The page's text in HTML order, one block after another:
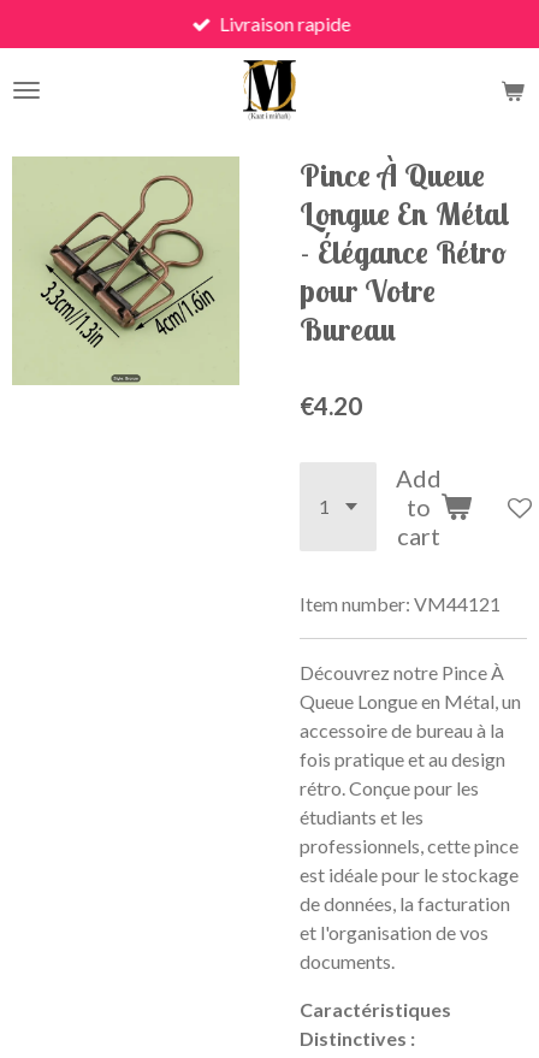
to
main
Livraison rapide
Pince À Queue
Longue En Métal
- Élégance Rétro
pour Votre
Bureau
€4.20
Add
to
cart
Item number: VM44121
Découvrez notre Pince À
Queue Longue en Métal, un
accessoire de bureau à la
fois pratique et au design
rétro. Conçue pour les
étudiants et les
professionnels, cette pince
est idéale pour le stockage
de données, la facturation
et l'organisation de vos
documents.
Caractéristiques
Distinctives :